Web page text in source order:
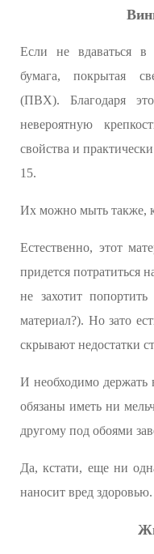
Если не вдаваться в
бумага, покрытая
(ПВХ). Благодаря
невероятную
свойства и
15.
Их можно мыть также,
Естественно, этот
придется потратиться
не захотит
материал?). Но зато
скрывают недостатки
И необходимо держать
обязаны иметь ни
другому под обоями
Да, кстати, еще ни
наносит вред здоровью.